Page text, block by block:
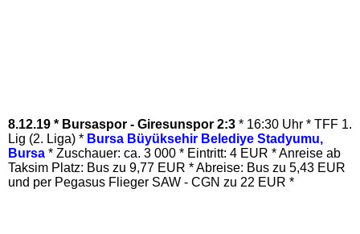
8.12.19 * Bursaspor - Giresunspor 2:3 * 16:30 Uhr * TFF 1.
Lig (2. Liga) * Bursa Büyüksehir Belediye Stadyumu,
Bursa * Zuschauer: ca. 3 000 * Eintritt: 4 EUR * Anreise ab
Taksim Platz: Bus zu 9,77 EUR * Abreise: Bus zu 5,43 EUR
und per Pegasus Flieger SAW - CGN zu 22 EUR *